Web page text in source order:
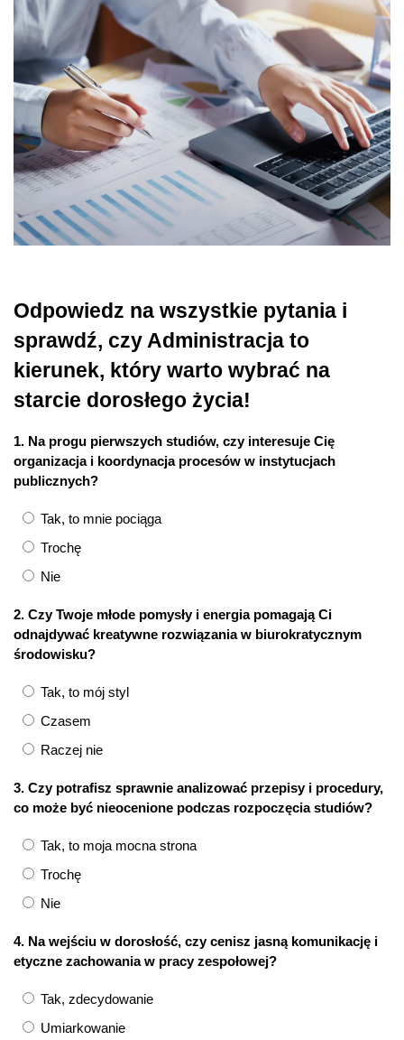
Odpowiedz na wszystkie pytania i
sprawdź, czy Administracja to
kierunek, który warto wybrać na
starcie dorosłego życia!
1. Na progu pierwszych studiów, czy interesuje Cię
organizacja i koordynacja procesów w instytucjach
publicznych?
Tak, to mnie pociąga
Trochę
Nie
2. Czy Twoje młode pomysły i energia pomagają Ci
odnajdywać kreatywne rozwiązania w biurokratycznym
środowisku?
Tak, to mój styl
Czasem
Raczej nie
3. Czy potrafisz sprawnie analizować przepisy i procedury,
co może być nieocenione podczas rozpoczęcia studiów?
Tak, to moja mocna strona
Trochę
Nie
4. Na wejściu w dorosłość, czy cenisz jasną komunikację i
etyczne zachowania w pracy zespołowej?
Tak, zdecydowanie
Umiarkowanie